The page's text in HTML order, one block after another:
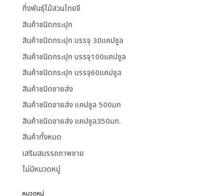
กิ่งพันธุ์ไม้สวนไทยจี
สินค้าชนิดกระปุก
สินค้าชนิดกระปุก บรรจุ 30แคปซูล
สินค้าชนิดกระปุก บรรจุ100แคปซูล
สินค้าชนิดกระปุก บรรจุ60แคปซูล
สินค้าชนิดขายส่ง
สินค้าชนิดขายส่ง แคปซูล 500มก
สินค้าชนิดขายส่ง แคปซูล350มก.
สินค้าทั้งหมด
เสริมสมรรถภาพชาย
ไม่มีหมวดหมู่
หมวดหมู่